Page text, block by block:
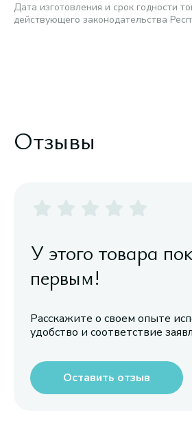
Дата изготовления и срок годности
действующего законодательства
Отзывы
У этого товара
первым!
Расскажите о своем опыте
удобство и соответствие
Оставить отзыв